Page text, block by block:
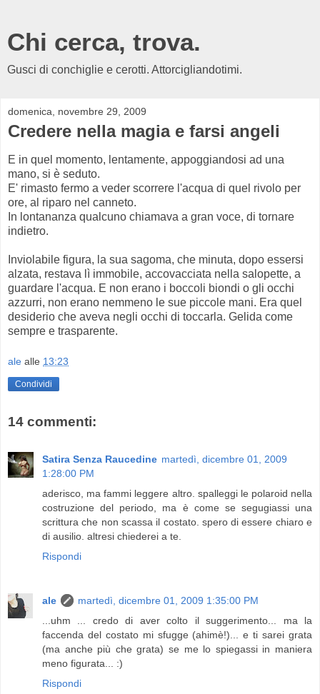
Chi cerca, trova.
Gusci di conchiglie e cerotti. Attorcigliandotimi.
domenica, novembre 29, 2009
Credere nella magia e farsi angeli
E in quel momento, lentamente, appoggiandosi ad una
mano, si è seduto.
E' rimasto fermo a veder scorrere l'acqua di quel rivolo per
ore, al riparo nel canneto.
In lontananza qualcuno chiamava a gran voce, di tornare
indietro.
Inviolabile figura, la sua sagoma, che minuta, dopo essersi
alzata, restava lì immobile, accovacciata nella salopette, a
guardare l'acqua. E non erano i boccoli biondi o gli occhi
azzurri, non erano nemmeno le sue piccole mani. Era quel
desiderio che aveva negli occhi di toccarla. Gelida come
sempre e trasparente.
ale alle 13:23
Condividi
14 commenti:
Satira Senza Raucedine martedì, dicembre 01, 2009
1:28:00 PM
aderisco, ma fammi leggere altro. spalleggi le polaroid nella
costruzione del periodo, ma è come se segugiassi una
scrittura che non scassa il costato. spero di essere chiaro e
di ausilio. altresi chiederei a te.
Rispondi
ale
martedì, dicembre 01, 2009 1:35:00 PM
...uhm ... credo di aver colto il suggerimento... ma la
faccenda del costato mi sfugge (ahimè!)... e ti sarei grata
(ma anche più che grata) se me lo spiegassi in maniera
meno figurata... :)
Rispondi